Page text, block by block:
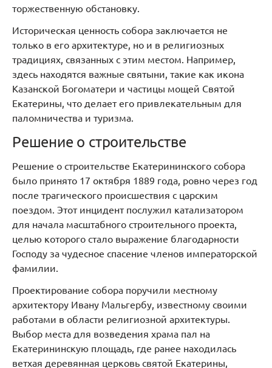
торжественную обстановку.
Историческая ценность собора заключается не
только в его архитектуре, но и в религиозных
традициях, связанных с этим местом. Например,
здесь находятся важные святыни, такие как икона
Казанской Богоматери и частицы мощей Святой
Екатерины, что делает его привлекательным для
паломничества и туризма.
Решение о строительстве
Решение о строительстве Екатерининского собора
было принято 17 октября 1889 года, ровно через год
после трагического происшествия с царским
поездом. Этот инцидент послужил катализатором
для начала масштабного строительного проекта,
целью которого стало выражение благодарности
Господу за чудесное спасение членов императорской
фамилии.
Проектирование собора поручили местному
архитектору Ивану Мальгербу, известному своими
работами в области религиозной архитектуры.
Выбор места для возведения храма пал на
Екатерининскую площадь, где ранее находилась
ветхая деревянная церковь святой Екатерины,